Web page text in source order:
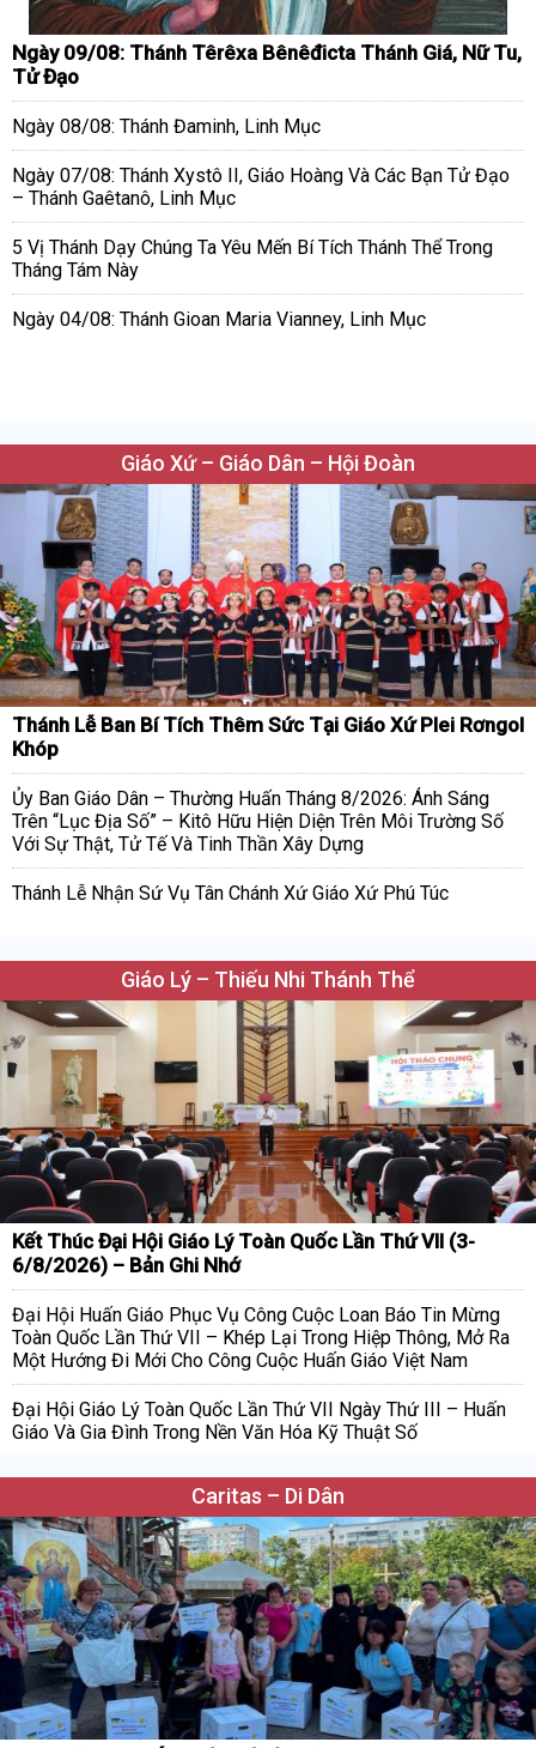
Ngày 09/08: Thánh Têrêxa Bênêđicta Thánh Giá, Nữ Tu,
Tử Đạo
Ngày 08/08: Thánh Đaminh, Linh Mục
Ngày 07/08: Thánh Xystô II, Giáo Hoàng Và Các Bạn Tử Đạo
– Thánh Gaêtanô, Linh Mục
5 Vị Thánh Dạy Chúng Ta Yêu Mến Bí Tích Thánh Thể Trong
Tháng Tám Này
Ngày 04/08: Thánh Gioan Maria Vianney, Linh Mục
Giáo Xứ – Giáo Dân – Hội Đoàn
Thánh Lễ Ban Bí Tích Thêm Sức Tại Giáo Xứ Plei Rơngol
Khóp
Ủy Ban Giáo Dân – Thường Huấn Tháng 8/2026: Ánh Sáng
Trên “Lục Địa Số” – Kitô Hữu Hiện Diện Trên Môi Trường Số
Với Sự Thật, Tử Tế Và Tinh Thần Xây Dựng
Thánh Lễ Nhận Sứ Vụ Tân Chánh Xứ Giáo Xứ Phú Túc
Giáo Lý – Thiếu Nhi Thánh Thể
Kết Thúc Đại Hội Giáo Lý Toàn Quốc Lần Thứ VII (3-
6/8/2026) – Bản Ghi Nhớ
Đại Hội Huấn Giáo Phục Vụ Công Cuộc Loan Báo Tin Mừng
Toàn Quốc Lần Thứ VII – Khép Lại Trong Hiệp Thông, Mở Ra
Một Hướng Đi Mới Cho Công Cuộc Huấn Giáo Việt Nam
Đại Hội Giáo Lý Toàn Quốc Lần Thứ VII Ngày Thứ III – Huấn
Giáo Và Gia Đình Trong Nền Văn Hóa Kỹ Thuật Số
Caritas – Di Dân